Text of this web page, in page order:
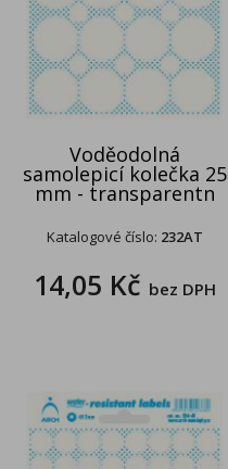
Voděodolná
samolepicí kolečka 25
mm - transparentn
Katalogové číslo: 232AT
14,05 Kč bez DPH